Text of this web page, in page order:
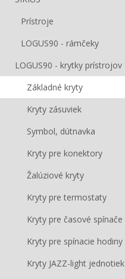
Prístroje
LOGUS90 - rámčeky
LOGUS90 - krytky prístrojov
Základné kryty
Kryty zásuviek
Symbol, dútnavka
Kryty pre konektory
Žalúziové kryty
Kryty pre termostaty
Kryty pre časové spínače
Kryty pre spínacie hodiny
Kryty JAZZ-light jednotiek